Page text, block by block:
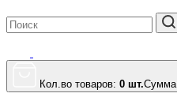
Кол.во товаров: 0 шт.